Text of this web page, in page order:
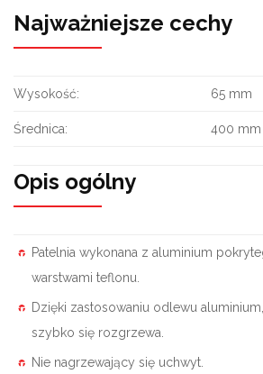
Najważniejsze cechy
Wysokość: 65 mm
Średnica: 400 mm
Opis ogólny
Patelnia wykonana z aluminium
warstwami teflonu.
Dzięki zastosowaniu odlewu
szybko się rozgrzewa.
Nie nagrzewający się uchwyt.